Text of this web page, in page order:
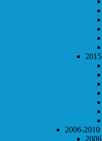
2015
2006-2010
2006